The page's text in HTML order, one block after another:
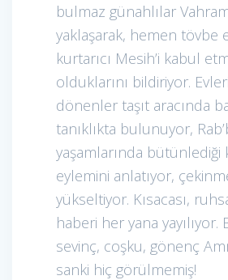
bulmaz günahlılar
yaklaşarak, hemen tövbe
kurtarıcı Mesih’i kabul
olduklarını bildiriyor.
dönenler taşıt aracında
tanıklıkta bulunuyor,
yaşamlarında bütünlediği
eylemini anlatıyor,
yükseltiyor. Kısacası,
haberi her yana yayılıyor.
sevinç, coşku, gönenç
sanki hiç görülmemiş!